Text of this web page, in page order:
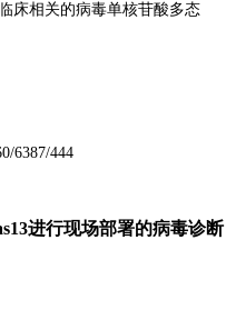
床相关的病毒单核苷酸多态
6387/444
进行现场部署的病毒诊断